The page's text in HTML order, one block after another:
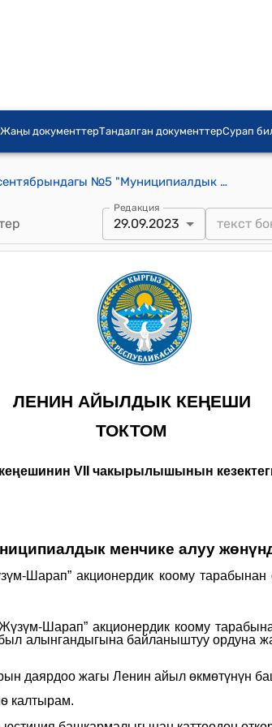
Жаңы документтерТандалган документтерСурап
Ленин айылдык кеңешинин 2023-жыл 29-сентябрындагы №5 "Муниципиалдык менчике алуу жөнүндө" ткотому
Редакция
29.09.2023